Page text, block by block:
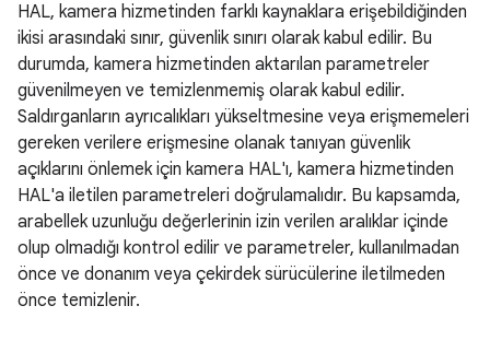
HAL, kamera hizmetinden farklı kaynaklara erişebildiğinden
ikisi arasındaki sınır, güvenlik sınırı olarak kabul edilir. Bu
durumda, kamera hizmetinden aktarılan parametreler
güvenilmeyen ve temizlenmemiş olarak kabul edilir.
Saldırganların ayrıcalıkları yükseltmesine veya erişmemeleri
gereken verilere erişmesine olanak tanıyan güvenlik
açıklarını önlemek için kamera HAL'ı, kamera hizmetinden
HAL'a iletilen parametreleri doğrulamalıdır. Bu kapsamda,
arabellek uzunluğu değerlerinin izin verilen aralıklar içinde
olup olmadığı kontrol edilir ve parametreler, kullanılmadan
önce ve donanım veya çekirdek sürücülerine iletilmeden
önce temizlenir.